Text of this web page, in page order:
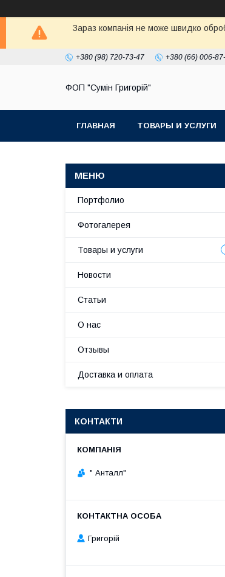
Зараз компанія не може швидко
+380 (98) 720-73-47 +380 (66) 006-
ФОП "Сумін Григорій"
ГЛАВНАЯ ТОВАРЫ И УСЛУГИ
Портфолио
Фотогалерея
Товары и услуги
Новости
Статьи
О нас
Отзывы
Доставка и оплата
КОНТАКТИ
" Анталл"
Григорій